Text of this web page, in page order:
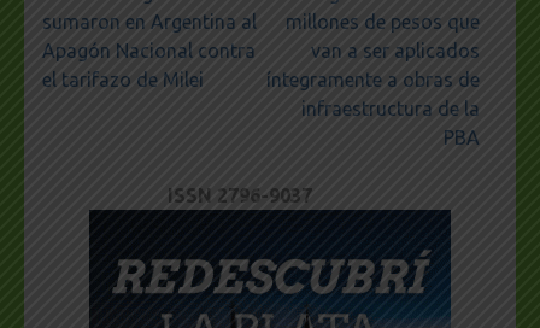
de
entradas
sumaron en Argentina al
Apagón Nacional contra
el tarifazo de Milei
millones de pesos que
van a ser aplicados
íntegramente a obras de
infraestructura de la
PBA
ISSN 2796-9037